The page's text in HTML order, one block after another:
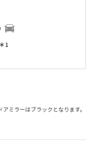
＊1
ミラーはブラックとなります。